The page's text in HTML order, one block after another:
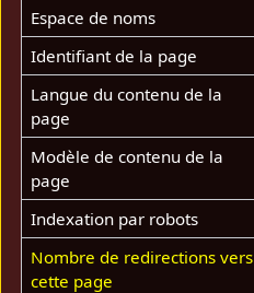
Espace de noms
Identifiant de la page
Langue du contenu de la
page
Modèle de contenu de la
page
Indexation par robots
Nombre de redirections vers
cette page